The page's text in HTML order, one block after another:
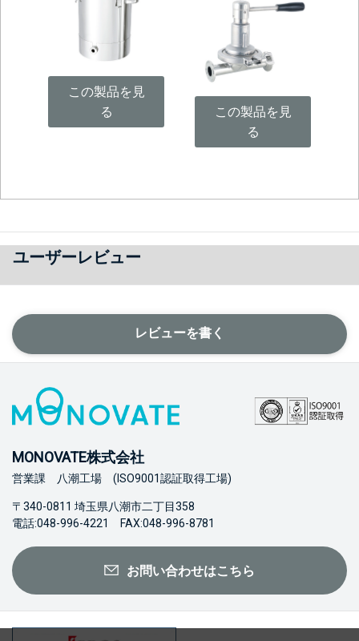
この製品を見
る
この製品を見
る
ユーザーレビュー
レビューを書く
MONOVATE株式会社
営業課 八潮工場 (ISO9001認証取得工場)
〒340-0811 埼玉県八潮市二丁目358
電話:048-996-4221 FAX:048-996-8781
お問い合わせはこちら